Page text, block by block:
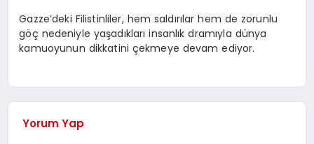
Gazze’deki Filistinliler, hem saldırılar hem de zorunlu
göç nedeniyle yaşadıkları insanlık dramıyla dünya
kamuoyunun dikkatini çekmeye devam ediyor.
Yorum Yap